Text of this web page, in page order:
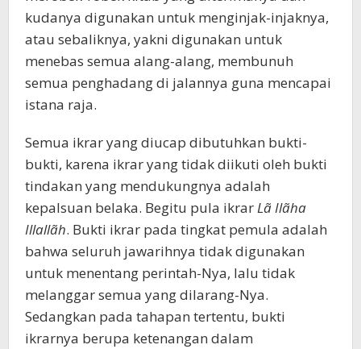
kudanya digunakan untuk menginjak-injaknya,
atau sebaliknya, yakni digunakan untuk
menebas semua alang-alang, membunuh
semua penghadang di jalannya guna mencapai
istana raja.
Semua ikrar yang diucap dibutuhkan bukti-
bukti, karena ikrar yang tidak diikuti oleh bukti
tindakan yang mendukungnya adalah
kepalsuan belaka. Begitu pula ikrarLã Ilãha
Illallãh. Bukti ikrar pada tingkat pemula adalah
bahwa seluruh jawarihnya tidak digunakan
untuk menentang perintah-Nya, lalu tidak
melanggar semua yang dilarang-Nya.
Sedangkan pada tahapan tertentu, bukti
ikrarnya berupa ketenangan dalam